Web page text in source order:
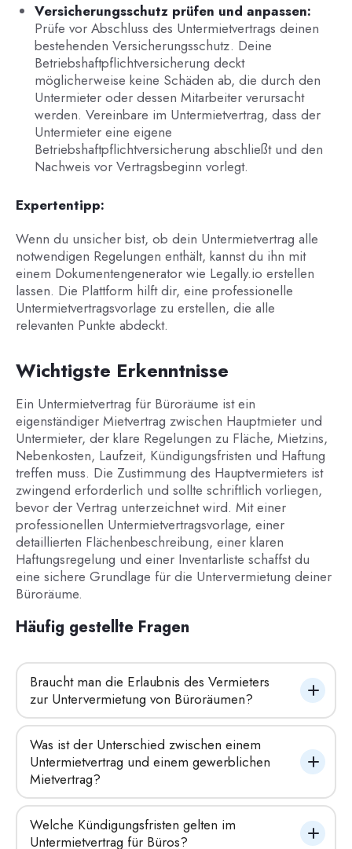
Versicherungsschutz prüfen und anpassen:
Prüfe vor Abschluss des Untermietvertrags deinen
bestehenden Versicherungsschutz. Deine
Betriebshaftpflichtversicherung deckt
möglicherweise keine Schäden ab, die durch den
Untermieter oder dessen Mitarbeiter verursacht
werden. Vereinbare im Untermietvertrag, dass der
Untermieter eine eigene
Betriebshaftpflichtversicherung abschließt und den
Nachweis vor Vertragsbeginn vorlegt.
Expertentipp:
Wenn du unsicher bist, ob dein Untermietvertrag alle
notwendigen Regelungen enthält, kannst du ihn mit
einem Dokumentengenerator wie Legally.io erstellen
lassen. Die Plattform hilft dir, eine professionelle
Untermietvertragsvorlage zu erstellen, die alle
relevanten Punkte abdeckt.
Wichtigste Erkenntnisse
Ein Untermietvertrag für Büroräume ist ein
eigenständiger Mietvertrag zwischen Hauptmieter und
Untermieter, der klare Regelungen zu Fläche, Mietzins,
Nebenkosten, Laufzeit, Kündigungsfristen und Haftung
treffen muss. Die Zustimmung des Hauptvermieters ist
zwingend erforderlich und sollte schriftlich vorliegen,
bevor der Vertrag unterzeichnet wird. Mit einer
professionellen Untermietvertragsvorlage, einer
detaillierten Flächenbeschreibung, einer klaren
Haftungsregelung und einer Inventarliste schaffst du
eine sichere Grundlage für die Untervermietung deiner
Büroräume.
Häufig gestellte Fragen
Braucht man die Erlaubnis des Vermieters
zur Untervermietung von Büroräumen?
Was ist der Unterschied zwischen einem
Untermietvertrag und einem gewerblichen
Mietvertrag?
Welche Kündigungsfristen gelten im
Untermietvertrag für Büros?